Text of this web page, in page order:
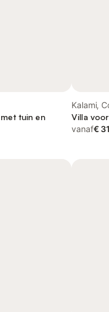
tuin en
Kalami,
Villa
vanaf€